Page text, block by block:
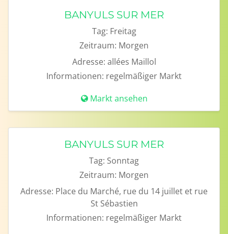
BANYULS SUR MER
Tag: Freitag
Zeitraum: Morgen
Adresse: allées Maillol
Informationen: regelmäßiger Markt
Markt ansehen
BANYULS SUR MER
Tag: Sonntag
Zeitraum: Morgen
Adresse: Place du Marché, rue du 14 juillet et rue
St Sébastien
Informationen: regelmäßiger Markt